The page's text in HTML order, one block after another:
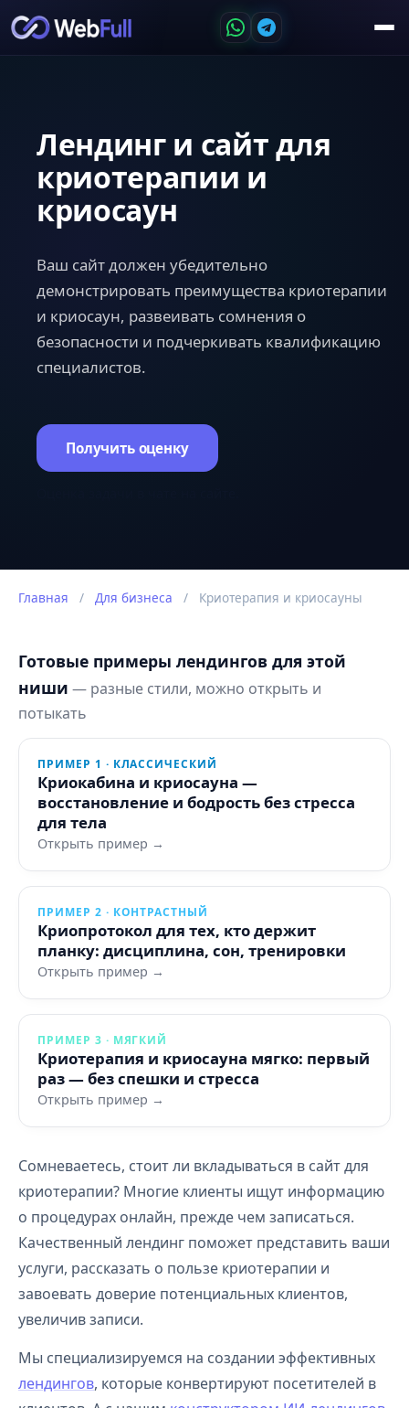
Лендинг и сайт для
криотерапии и
криосаун
Ваш сайт должен убедительно
демонстрировать преимущества криотерапии
и криосаун, развеивать сомнения о
безопасности и подчеркивать квалификацию
специалистов.
Получить оценку
Главная / Для бизнеса / Криотерапия и криосауны
Готовые примеры лендингов для этой
ниши — разные стили, можно открыть и
потыкать
ПРИМЕР 1 · КЛАССИЧЕСКИЙ
Криокабина и криосауна —
восстановление и бодрость без стресса
для тела
Открыть пример →
ПРИМЕР 2 · КОНТРАСТНЫЙ
Криопротокол для тех, кто держит
планку: дисциплина, сон, тренировки
Открыть пример →
ПРИМЕР 3 · МЯГКИЙ
Криотерапия и криосауна мягко: первый
раз — без спешки и стресса
Открыть пример →
Сомневаетесь, стоит ли вкладываться в сайт для
криотерапии? Многие клиенты ищут информацию
о процедурах онлайн, прежде чем записаться.
Качественный лендинг поможет представить ваши
услуги, рассказать о пользе криотерапии и
завоевать доверие потенциальных клиентов,
увеличив записи.
Мы специализируемся на создании эффективных
лендингов, которые конвертируют посетителей в